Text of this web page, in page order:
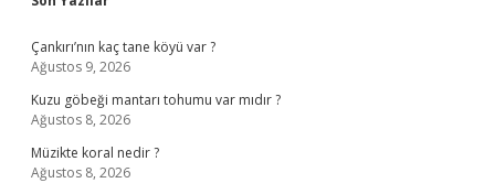
Sidebar
Çankırı’nın kaç tane köyü var ?
Ağustos 9, 2026
Kuzu göbeği mantarı tohumu var mıdır ?
Ağustos 8, 2026
Müzikte koral nedir ?
Ağustos 8, 2026